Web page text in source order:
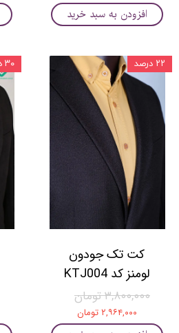
افزودن به سبد خرید
کت تک جودون
لومنز کد KTJ004
۳,۸۰۰,۰۰۰ تومان
۲,۹۶۴,۰۰۰ تومان
۲۲ درصد ۳۰ درصد